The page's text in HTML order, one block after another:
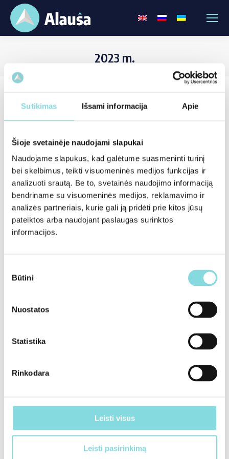
Sutikimas Išsami informacija Apie
Šioje svetainėje naudojami slapukai
Naudojame slapukus, kad galėtume suasmeninti turinį
bei skelbimus, teikti visuomeninės medijos funkcijas ir
analizuoti srautą. Be to, svetainės naudojimo informaciją
bendriname su visuomeninės medijos, reklamavimo ir
analizės partneriais, kurie gali ją pridėti prie kitos jūsų
pateiktos arba naudojant paslaugas surinktos
informacijos.
pasirinkimas
Būtini
Nuostatos
Statistika
Rinkodara
Leisti visus
Leisti pasirinkimą
2023 m.
Kredito biuro „Creditinfo“ išduotas sertifikatas, kuriuo
pažymima, kad UAB „Alauša“ turi aukštą kredito reitingą ir